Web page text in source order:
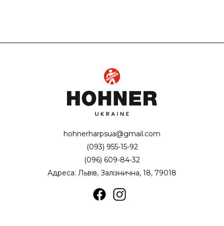
hohnerharpsua@gmail.com
(093) 955-15-92
(096) 609-84-32
Адреса: Львів, Залізнична, 18, 79018